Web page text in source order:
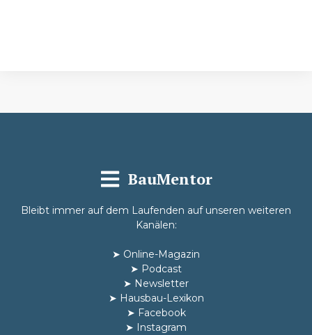
BauMentor
Bleibt immer auf dem Laufenden auf unseren weiteren
Kanälen:
➤ Online-Magazin
➤ Podcast
➤ Newsletter
➤ Hausbau-Lexikon
➤ Facebook
➤ Instagram